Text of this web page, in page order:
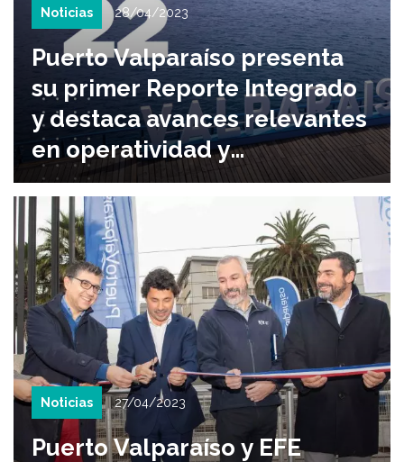
Noticias 28/04/2023
Puerto Valparaíso presenta
su primer Reporte Integrado
y destaca avances relevantes
en operatividad y
sostenibilidad
Noticias 27/04/2023
Puerto Valparaíso y EFE